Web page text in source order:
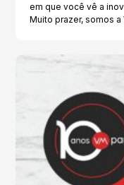
em que você vê a
Muito prazer, somos a